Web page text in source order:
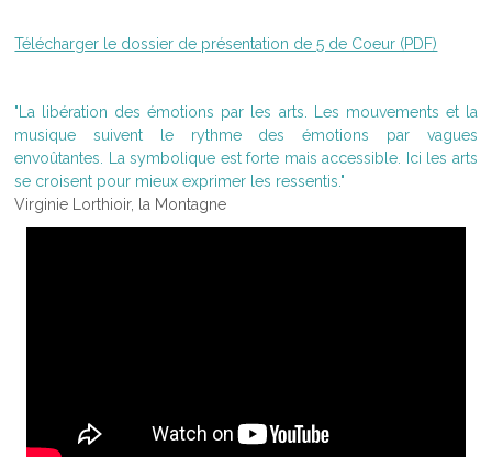
Télécharger le dossier de présentation de 5 de Coeur (PDF)
"La libération des émotions par les arts. Les mouvements et la
musique suivent le rythme des émotions par vagues
envoûtantes. La symbolique est forte mais accessible. Ici les arts
se croisent pour mieux exprimer les ressentis."
Virginie Lorthioir, la Montagne